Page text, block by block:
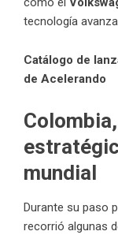
tecnología
Catálogo de
de Acelerando
mundial
Durante su paso
recorrió algunas